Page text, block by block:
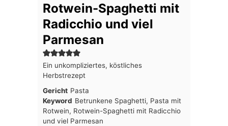
Rotwein-Spaghetti mit
Radicchio und viel
Parmesan
Ein unkompliziertes, köstliches
Herbstrezept
Gericht Pasta
Keyword Betrunkene Spaghetti, Pasta mit
Rotwein, Rotwein-Spaghetti mit Radicchio
und viel Parmesan